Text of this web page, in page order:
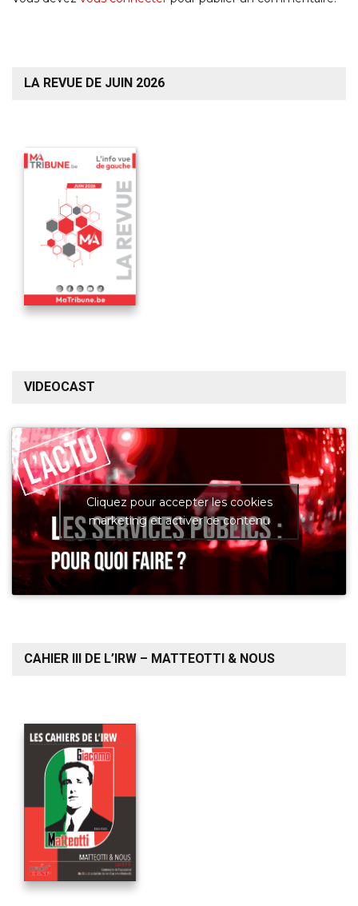
LA REVUE DE JUIN 2026
VIDEOCAST
Cliquez pour accepter les cookies
marketing et activer ce contenu
CAHIER III DE L’IRW – MATTEOTTI & NOUS